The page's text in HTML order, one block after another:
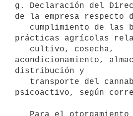
g. Declaración del
de la empresa respecto
prácticas agrícolas
acondicionamiento,
distribución y
psicoactivo, según